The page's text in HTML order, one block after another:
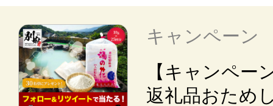
キャンペーン
【キャンペー
返礼品おため